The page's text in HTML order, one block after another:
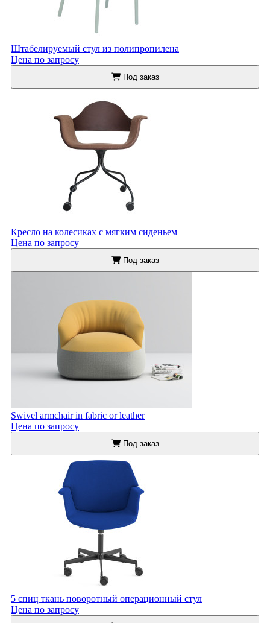
Штабелируемый стул из полипропилена
Цена по запросу
Под заказ
Кресло на колесиках с мягким сиденьем
Цена по запросу
Под заказ
Swivel armchair in fabric or leather
Цена по запросу
Под заказ
5 спиц ткань поворотный операционный стул
Цена по запросу